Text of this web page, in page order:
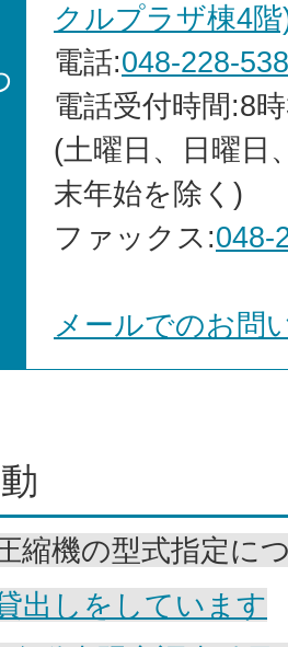
クルプラザ棟4
電話:048-228-
電話受付時間:8
(土曜日、日曜日
末年始を除く)
ファックス:048-
メールでのお問
縮機の型式指定に
出しをしています